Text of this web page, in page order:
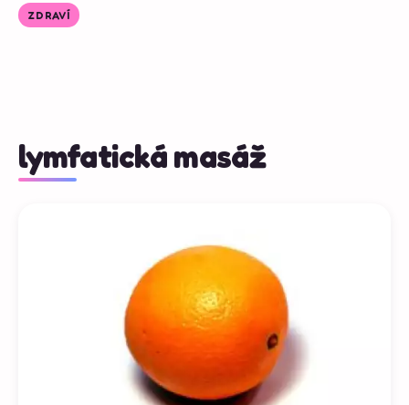
ZDRAVÍ
lymfatická masáž